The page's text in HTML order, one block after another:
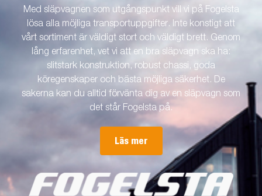
Med släpvagnen som utgångspunkt vill vi på Fogelsta
lösa alla möjliga transportuppgifter. Inte konstigt att
vårt sortiment är väldigt stort och väldigt brett. Genom
lång erfarenhet, vet vi att en bra släpvagn ska ha:
slitstark konstruktion, robust chassi, goda
köregenskaper och bästa möjliga säkerhet. De
sakerna kan du alltid förvänta dig av en släpvagn som
det står Fogelsta på.
Läs mer